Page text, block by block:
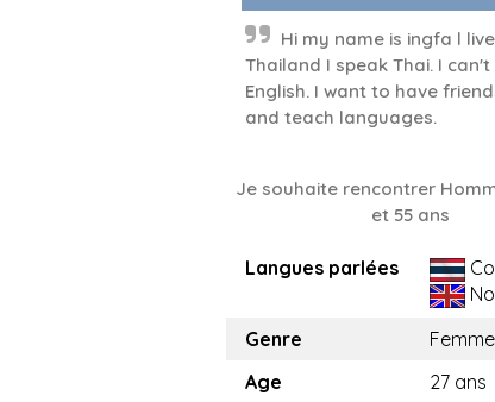
Hi my name is ingfa l
Thailand I speak Thai. I
English. I want to have
and teach languages.
Je souhaite rencontrer
et 55 ans
Langues parlées
Genre
Femme
Age
27 ans